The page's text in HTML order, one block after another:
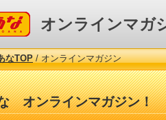
な オンラインマガ
なTOP/ オンラインマガジン
オンラインマガジン！